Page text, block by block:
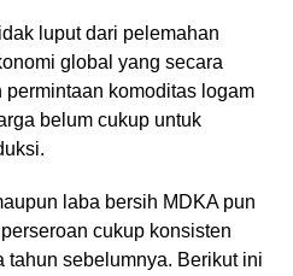
luput dari pelemahan
global yang secara
komoditas logam
belum cukup untuk
laba bersih MDKA pun
cukup konsisten
tahun sebelumnya. Berikut ini